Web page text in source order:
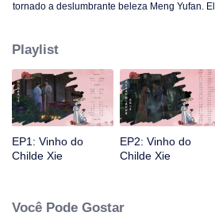
tornado a deslumbrante beleza Meng Yufan.
teve que escolher entre amor e pessoas...
Playlist
EP1: Vinho do
Childe Xie
EP2: Vinho do
Childe Xie
Você Pode Gostar